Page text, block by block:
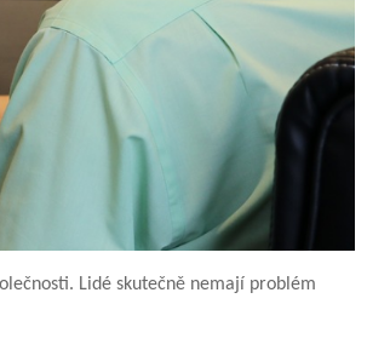
Lidé skutečně nemají problém